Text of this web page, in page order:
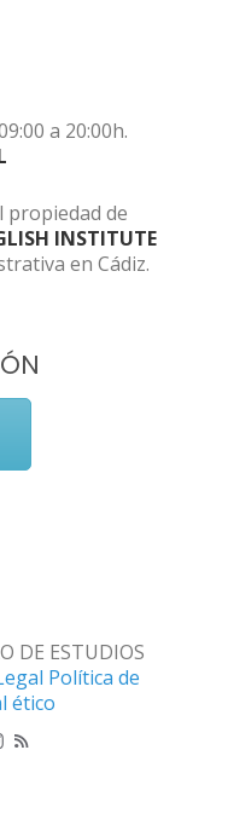
a 20:00h.
propiedad de
INSTITUTE
en Cádiz.
DE ESTUDIOS
Política de
ético